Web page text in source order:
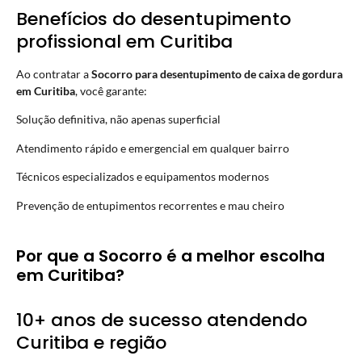
Benefícios do desentupimento
profissional em Curitiba
Ao contratar aSocorro para desentupimento de caixa de gordura
em Curitiba, você garante:
Solução definitiva, não apenas superficial
Atendimento rápido e emergencial em qualquer bairro
Técnicos especializados e equipamentos modernos
Prevenção de entupimentos recorrentes e mau cheiro
Por que a Socorro é a melhor escolha
em Curitiba?
10+ anos de sucesso atendendo
Curitiba e região